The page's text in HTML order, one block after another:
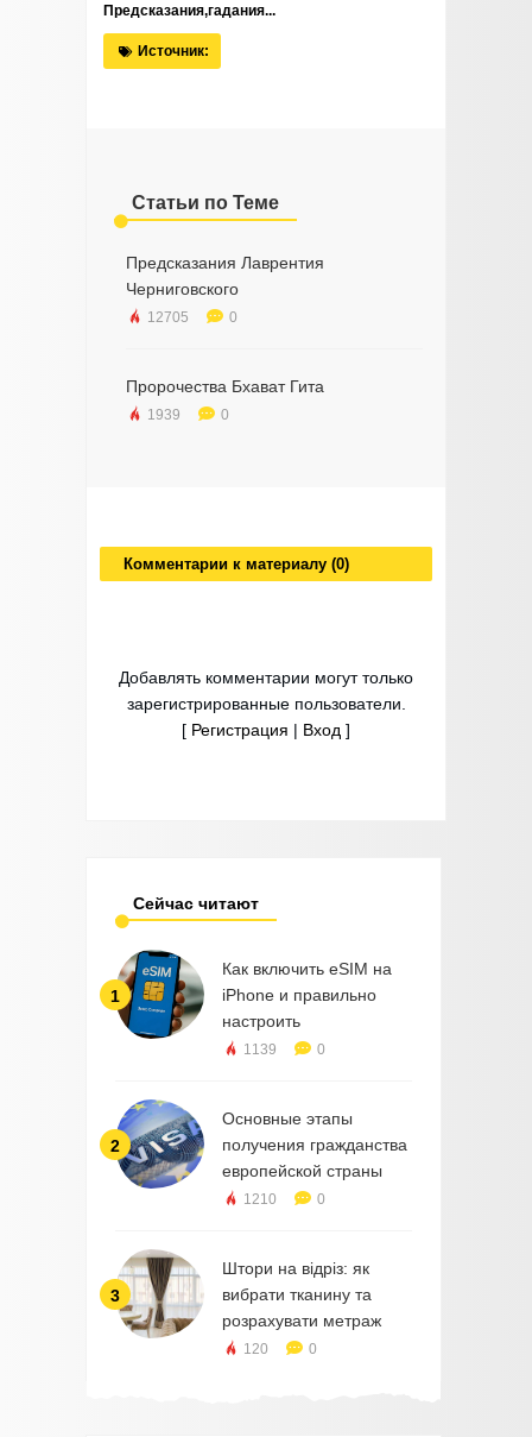
Предсказания,гадания...
Источник:
Статьи по Теме
Предсказания Лаврентия
Черниговского
12705 0
Пророчества Бхават Гита
1939 0
Комментарии к материалу (0)
Добавлять комментарии могут только
зарегистрированные пользователи.
[ Регистрация | Вход ]
Сейчас читают
1
Как включить eSIM на
iPhone и правильно
настроить
1139 0
2
Основные этапы
получения гражданства
европейской страны
1210 0
3
Штори на відріз: як
вибрати тканину та
розрахувати метраж
120 0